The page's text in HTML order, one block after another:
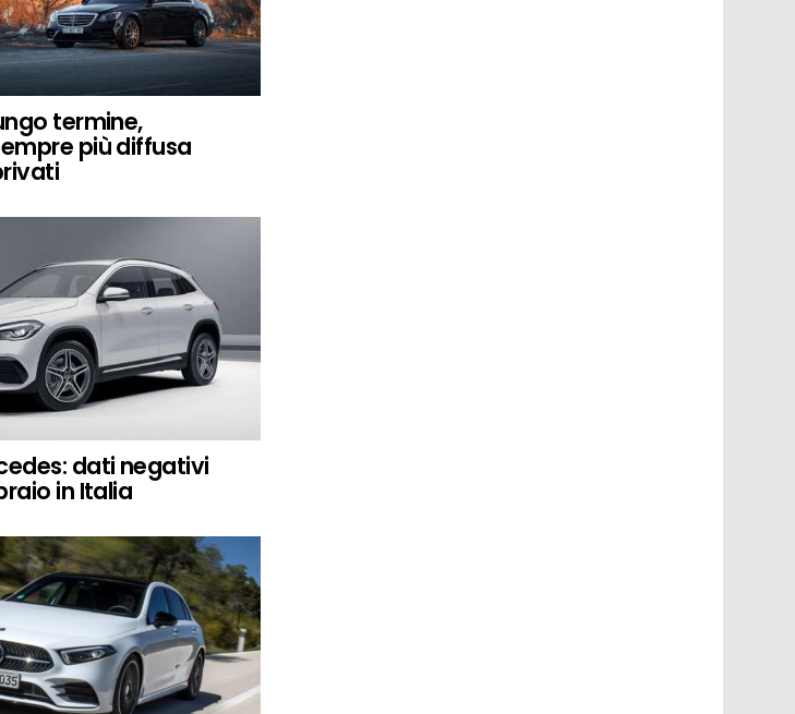
termine,
più diffusa
dati negativi
in Italia